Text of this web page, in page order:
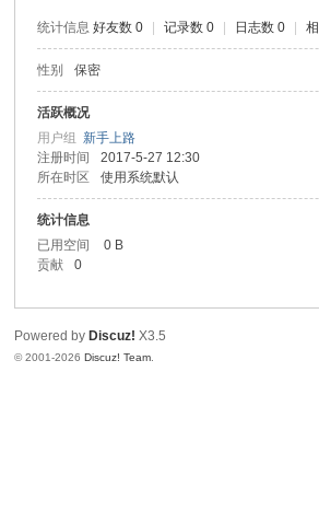
统计信息 好友数 0 记录数 0 日志数 0
性别 保密
活跃概况
用户组新手上路
注册时间
2017-5-27 12:30
所在时区
使用系统默认
统计信息
已用空间
0 B
贡献
0
Powered by Discuz! X3.5
© 2001-2026Discuz! Team